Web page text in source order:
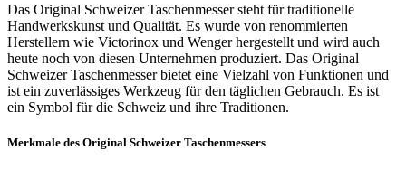
Das Original Schweizer Taschenmesser steht für traditionelle
Handwerkskunst und Qualität. Es wurde von renommierten
Herstellern wie Victorinox und Wenger hergestellt und wird auch
heute noch von diesen Unternehmen produziert. Das Original
Schweizer Taschenmesser bietet eine Vielzahl von Funktionen und
ist ein zuverlässiges Werkzeug für den täglichen Gebrauch. Es ist
ein Symbol für die Schweiz und ihre Traditionen.
Merkmale des Original Schweizer Taschenmessers